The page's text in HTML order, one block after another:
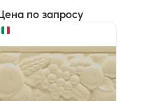
по запросу